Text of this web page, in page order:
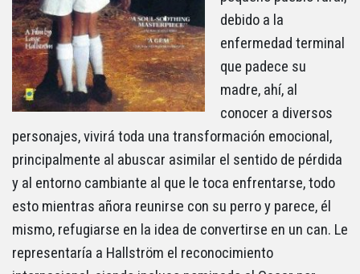
debido a la
enfermedad terminal
que padece su
madre, ahí, al
conocer a diversos
personajes, vivirá toda una transformación emocional,
principalmente al abuscar asimilar el sentido de pérdida
y al entorno cambiante al que le toca enfrentarse, todo
esto mientras añora reunirse con su perro y parece, él
mismo, refugiarse en la idea de convertirse en un can. Le
representaría a Hallström el reconocimiento